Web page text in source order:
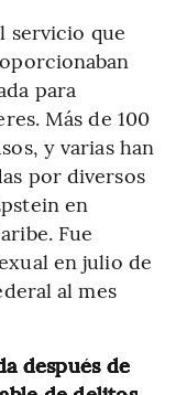
servicio que
para
Más de 100
y varias han
por diversos
en
Fue
en julio de
al mes
después de